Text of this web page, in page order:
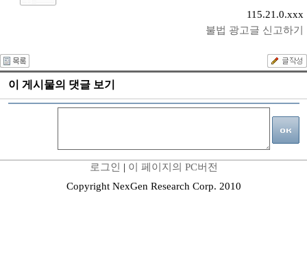
115.21.0.xxx
불법 광고글 신고하기
이 게시물의 댓글 보기
로그인 | 이 페이지의 PC버전
Copyright NexGen Research Corp. 2010